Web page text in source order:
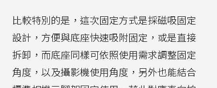
比較特別的是，這次固定方式是採磁吸固定
設計，方便與底座快速吸附固定，或是直接
拆卸，而底座同樣可依照使用需求調整固定
角度，以及攝影機使用角度，另外也能結合